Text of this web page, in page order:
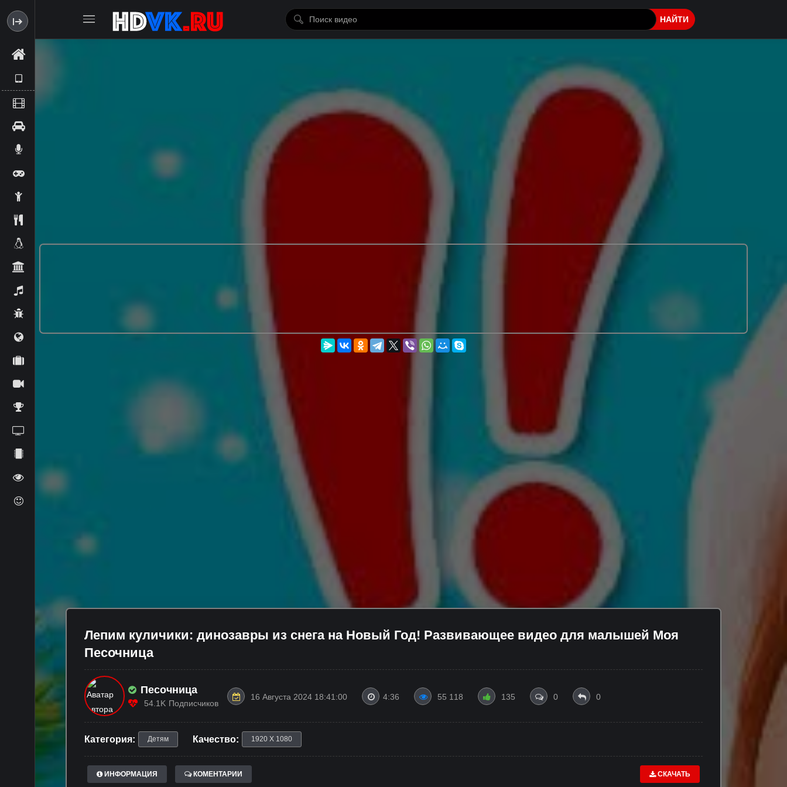
НАЙТИ
Лепим куличики: динозавры из снега на Новый Год! Развивающее видео для малышей Моя
Песочница
Песочница
54.1K Подписчиков
16 Августа 2024 18:41:00 4:36 55 118 135 0 0
Категория: Детям Качество: 1920 X 1080
ИНФОРМАЦИЯ КОМЕНТАРИИ СКАЧАТЬ